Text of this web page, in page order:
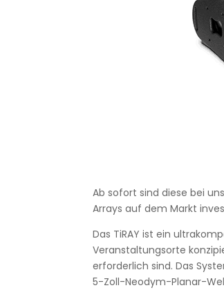
Ab sofort sind diese bei
Arrays auf dem Markt
Das TiRAY ist ein
Veranstaltungsorte
erforderlich sind. Das
5-Zoll-Neodym-Planar-